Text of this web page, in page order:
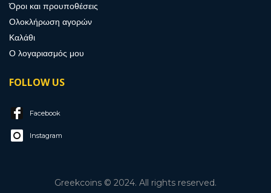
Όροι και προυποθέσεις
Ολοκλήρωση αγορών
Καλάθι
Ο λογαριασμός μου
FOLLOW US
Facebook
Instagram
Greekcoins © 2024. All rights reserved.